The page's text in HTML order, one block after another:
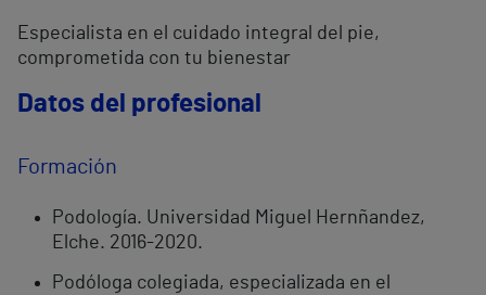
Especialista en el cuidado integral del pie,
comprometida con tu bienestar
Datos del profesional
Formación
Podología. Universidad Miguel Hernñandez,
Elche. 2016-2020.
Podóloga colegiada, especializada en el